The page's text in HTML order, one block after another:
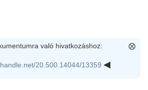
való hivatkozáshoz:
20.500.14044/13359